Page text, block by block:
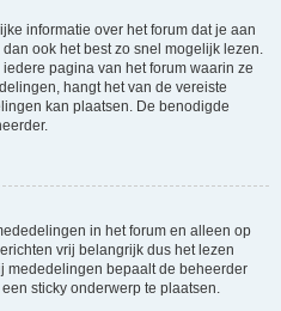
informatie over het forum dat je aan
ook het best zo snel mogelijk lezen.
pagina van het forum waarin ze
hangt het van de vereiste
kan plaatsen. De benodigde
in het forum en alleen op
vrij belangrijk dus het lezen
mededelingen bepaalt de beheerder
sticky onderwerp te plaatsen.